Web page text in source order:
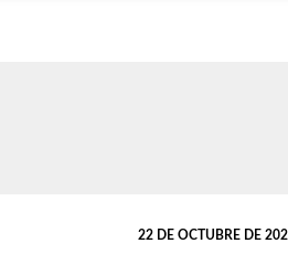
22 DE OCTUBRE DE